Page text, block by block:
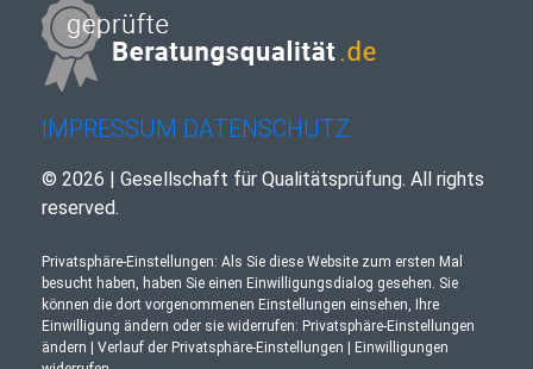
IMPRESSUM DATENSCHUTZ
© 2026 | Gesellschaft für Qualitätsprüfung. All rights
reserved.
Privatsphäre-Einstellungen: Als Sie diese Website zum ersten Mal
besucht haben, haben Sie einen Einwilligungsdialog gesehen. Sie
können die dort vorgenommenen Einstellungen einsehen, Ihre
Einwilligung ändern oder sie widerrufen: Privatsphäre-Einstellungen
ändern
Verlauf der Privatsphäre-Einstellungen
Einwilligungen